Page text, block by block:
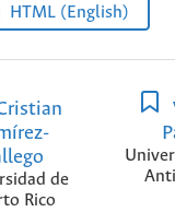
HTML (English)
de
Rico